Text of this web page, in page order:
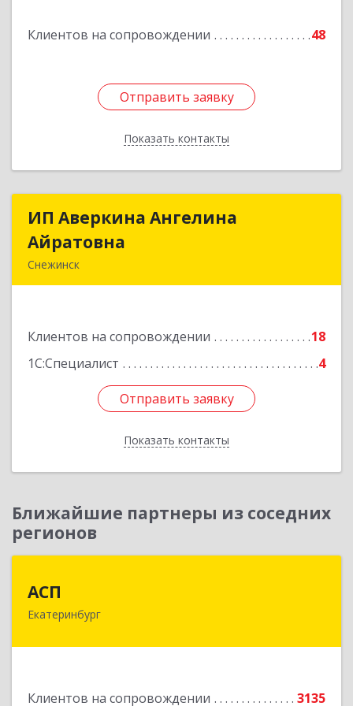
Клиентов на сопровождении 48
Отправить заявку
Показать контакты
Отправить заявку
Назад
ИП Аверкина Ангелина
Айратовна
Снежинск
Клиентов на сопровождении
18
1С:Специалист
4
Отправить заявку
Показать контакты
ИП Аверкина Ангелина
Подробнее
Отправить заявку
Назад
Ближайшие партнеры из соседних
регионов
АСП
Екатеринбург
Клиентов на сопровождении 3135
620075, Свердловская обл, Екатеринбург г,